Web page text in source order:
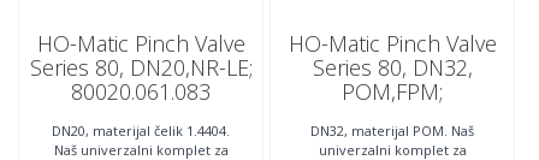
HO-Matic Pinch Valve
Series 80, DN20,NR-LE;
80020.061.083
DN20, materijal čelik 1.4404.
Naš univerzalni komplet za
HO-Matic Pinch Valve
Series 80, DN32,
POM,FPM;
DN32, materijal POM. Naš
univerzalni komplet za